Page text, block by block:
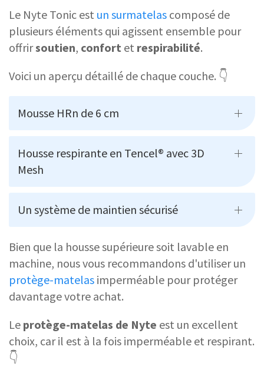
Le Nyte Tonic est un surmatelas composé de
plusieurs éléments qui agissent ensemble pour
offrirsoutien, confort et respirabilité.
Voici un aperçu détaillé de chaque couche. 👇
Mousse HRn de 6 cm
Housse respirante en Tencel® avec 3D
Mesh
Un système de maintien sécurisé
Bien que la housse supérieure soit lavable en
machine, nous vous recommandons d'utiliser un
protège-matelas imperméable pour protéger
davantage votre achat.
Le protège-matelas de Nyte est un excellent
choix, car il est à la fois imperméable et respirant.
👇